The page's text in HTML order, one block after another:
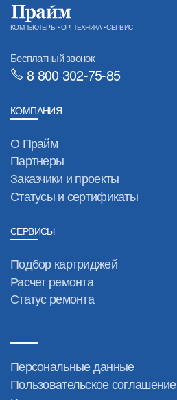
КОМПЬЮТЕРЫ • ОРГТЕХНИКА • СЕРВИС
Бесплатный звонок
8 800 302-75-85
КОМПАНИЯ
О Прайм
Партнеры
Заказчики и проекты
Статусы и сертификаты
СЕРВИСЫ
Подбор картриджей
Расчет ремонта
Статус ремонта
Персональные данные
Пользовательское соглашение